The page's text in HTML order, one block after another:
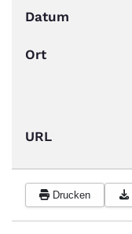
Datum
Ort
URL
Drucken